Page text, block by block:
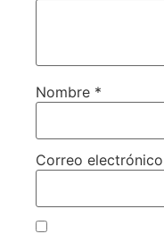
Nombre *
Correo electrónico